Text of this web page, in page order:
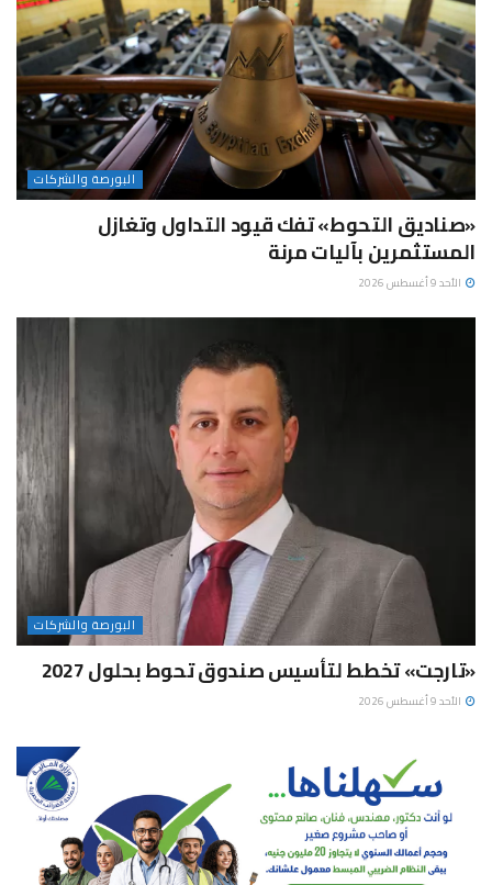
البورصة والشركات
«صناديق التحوط» تفك قيود التداول وتغازل
المستثمرين بآليات مرنة
الأحد 9 أغسطس 2026
البورصة والشركات
«تارجت» تخطط لتأسيس صندوق تحوط بحلول 2027
الأحد 9 أغسطس 2026